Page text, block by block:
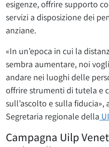
esigenze, offrire supporto
servizi a disposizione dei
anziane.
«In un’epoca in cui la
sembra aumentare, noi
andare nei luoghi delle
offrire strumenti di tutela e
sull’ascolto e sulla fiducia»,
Segretaria regionale della
Campagna Uilp